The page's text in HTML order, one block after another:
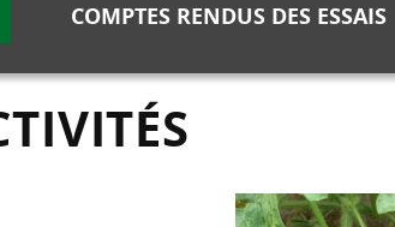
COMPTES RENDUS DES ESSAIS